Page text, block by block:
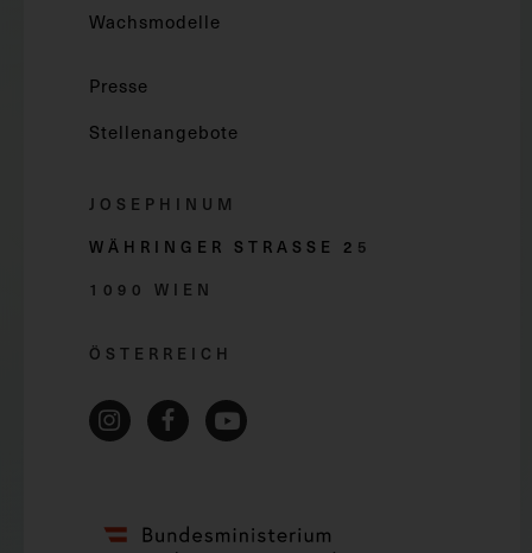
Wachsmodelle
Presse
Stellenangebote
JOSEPHINUM
WÄHRINGER STRASSE 2 5
1090 WIEN
ÖSTERREICH